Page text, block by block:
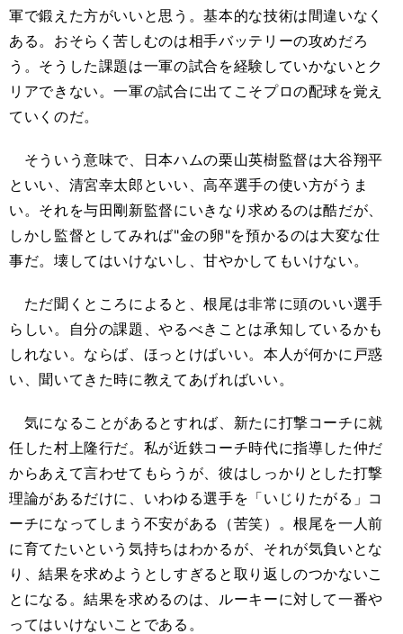
軍で鍛えた方がいいと思う。基本的な技術は間違いなく
ある。おそらく苦しむのは相手バッテリーの攻めだろ
う。そうした課題は一軍の試合を経験していかないとク
リアできない。一軍の試合に出てこそプロの配球を覚え
ていくのだ。
そういう意味で、日本ハムの栗山英樹監督は大谷翔平
といい、清宮幸太郎といい、高卒選手の使い方がうま
い。それを与田剛新監督にいきなり求めるのは酷だが、
しかし監督としてみれば"金の卵"を預かるのは大変な仕
事だ。壊してはいけないし、甘やかしてもいけない。
ただ聞くところによると、根尾は非常に頭のいい選手
らしい。自分の課題、やるべきことは承知しているかも
しれない。ならば、ほっとけばいい。本人が何かに戸惑
い、聞いてきた時に教えてあげればいい。
気になることがあるとすれば、新たに打撃コーチに就
任した村上隆行だ。私が近鉄コーチ時代に指導した仲だ
からあえて言わせてもらうが、彼はしっかりとした打撃
理論があるだけに、いわゆる選手を「いじりたがる」コ
ーチになってしまう不安がある（苦笑）。根尾を一人前
に育てたいという気持ちはわかるが、それが気負いとな
り、結果を求めようとしすぎると取り返しのつかないこ
とになる。結果を求めるのは、ルーキーに対して一番や
ってはいけないことである。